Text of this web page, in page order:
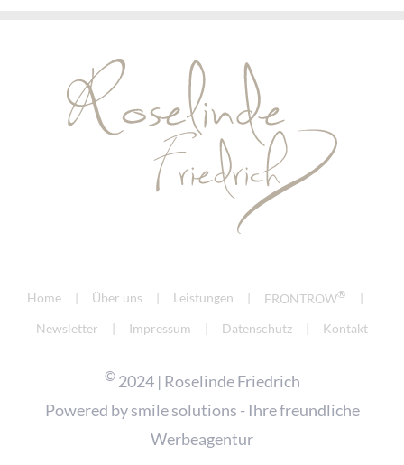
Home Über uns Leistungen FRONTROW®
Newsletter Impressum Datenschutz Kontakt
©2024 | Roselinde Friedrich
Powered bysmile solutions - Ihre freundliche
Werbeagentur